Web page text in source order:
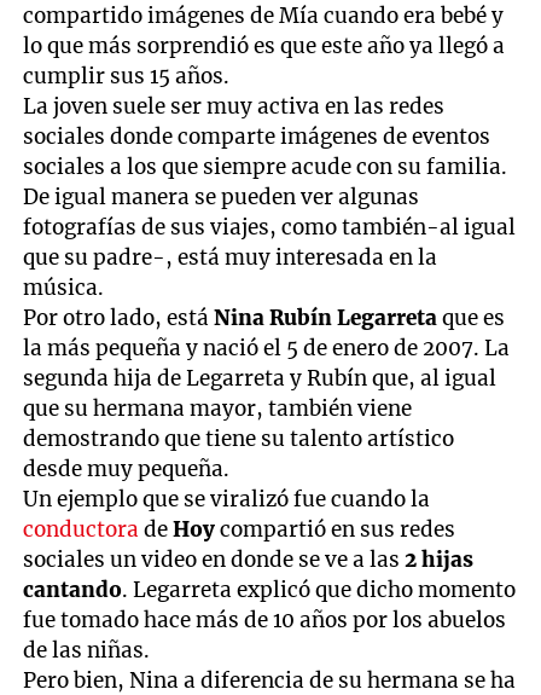
compartido imágenes de Mía cuando era bebé y
lo que más sorprendió es que este año ya llegó a
cumplir sus 15 años.
La joven suele ser muy activa en las redes
sociales donde comparte imágenes de eventos
sociales a los que siempre acude con su familia.
De igual manera se pueden ver algunas
fotografías de sus viajes, como también-al igual
que su padre-, está muy interesada en la
música.
Por otro lado, estáNina Rubín Legarretaque es
la más pequeña y nació el 5 de enero de 2007. La
segunda hija de Legarreta y Rubín que, al igual
que su hermana mayor, también viene
demostrando que tiene su talento artístico
desde muy pequeña.
Un ejemplo que se viralizó fue cuando la
conductoradeHoycompartió en sus redes
sociales un video en donde se ve a las2 hijas
cantando. Legarreta explicó que dicho momento
fue tomado hace más de 10 años por los abuelos
de las niñas.
Pero bien, Nina a diferencia de su hermana se ha